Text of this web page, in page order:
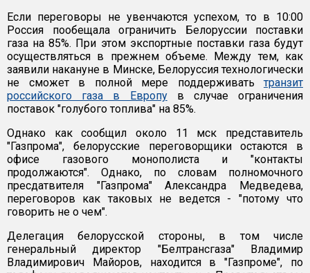
Если переговоры не увенчаются успехом, то в 10:00
Россия пообещала ограничить Белоруссии поставки
газа на 85%. При этом экспортные поставки газа будут
осуществляться в прежнем объеме. Между тем, как
заявили накануне в Минске, Белоруссия технологически
не сможет в полной мере поддерживать транзит
российского газа в Европув случае ограничения
поставок "голубого топлива" на 85%.
Однако как сообщил около 11 мск представитель
"Газпрома", белорусские переговорщики остаются в
офисе газового монополиста и "контакты
продолжаются". Однако, по словам полномочного
пресдатвителя "Газпрома" Александра Медведева,
переговоров как таковых не ведется - "потому что
говорить не о чем".
Делегация белорусской стороны, в том числе
генеральный директор "Белтрансгаза" Владимир
Владимирович Майоров, находится в "Газпроме", по